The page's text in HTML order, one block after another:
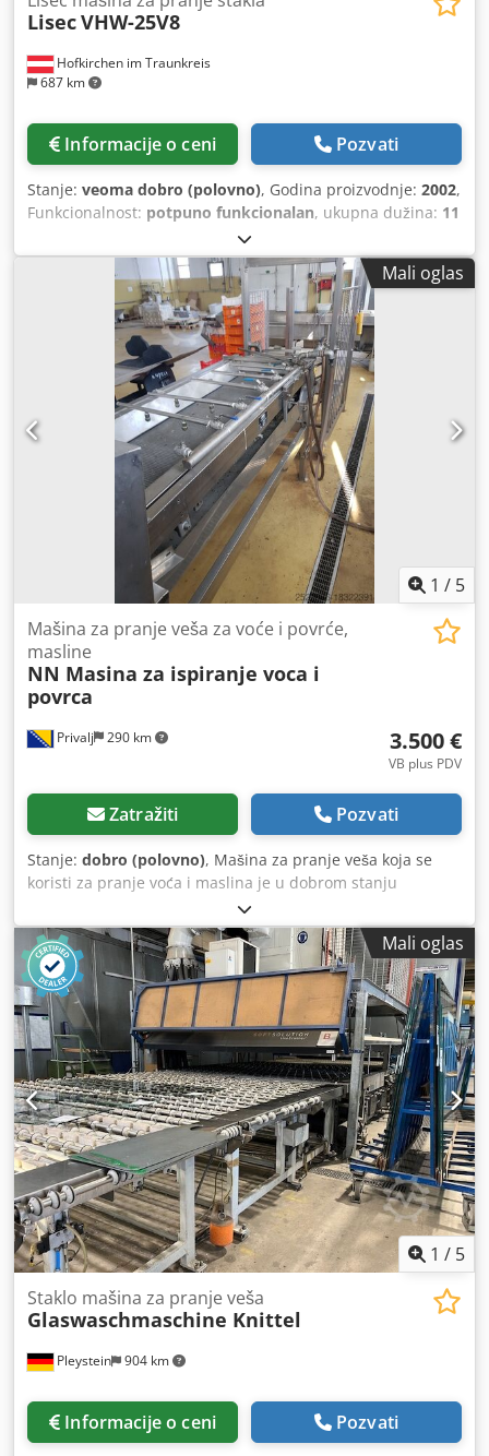
Hofkirchen im Traunkreis
687 km
LisecVHW-25V8
Informacije o ceni Pozvati
Stanje: veoma dobro (polovno), Godina proizvodnje: 2002,
Funkcionalnost: potpuno funkcionalan, ukupna dužina: 11
2.500 mm
radna visina:520 mm, ulazni napon:400 V, ukupna težina:
, vrsta ulazne struje: trofazni , snaga:60 kW (81,58
, Mašina za pranje stakla Lisec-Glaswaschmaschine
VHW-25V8, godina proizvodnje 2002, smer rotacije
levo/desno, sa 8 četki za staklo sa Low-E premazom,
uključujući sledeće komponente: - Ulazni transporter (3,3
m) proizvođača MBR (Maschinenbau Radovanovic) - Mašina
za pranje stakla VHW-25V8 - Izlazni transporter (4,4 m),
proizvođač MBR Csdpfx Acezq S A Ns Doha - 2 rezervoara
za toplu vodu - 2 peska filtera - 1 ventilator Mašina je u
veoma dobrom radnom stanju i biće dostupna krajem
oktobra na trenutnoj lokaciji u Nemačkoj.
Mali oglas
1 / 5
Privalj 290 km
Mašina za pranje veša za voće i povrće,
masline
NN Masina za ispiranje voca i
povrca
3.500 €
VB plus PDV
Zatražiti Pozvati
Stanje: dobro (polovno), Mašina za pranje veša koja se
koristi za pranje voća i maslina je u dobrom stanju
Mali oglas
1 / 5
Pleystein 904 km
Staklo mašina za pranje veša
Glaswaschmaschine Knittel
Informacije o ceni Pozvati